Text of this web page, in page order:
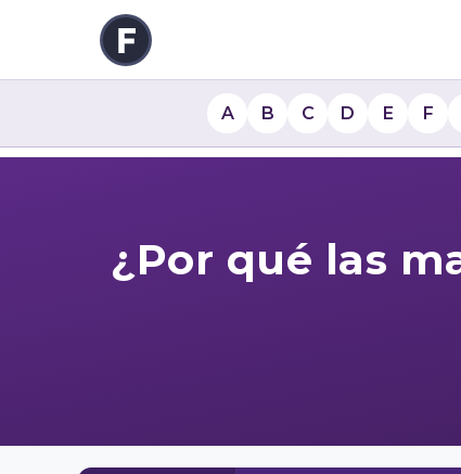
A B C D E F
¿Por qué las